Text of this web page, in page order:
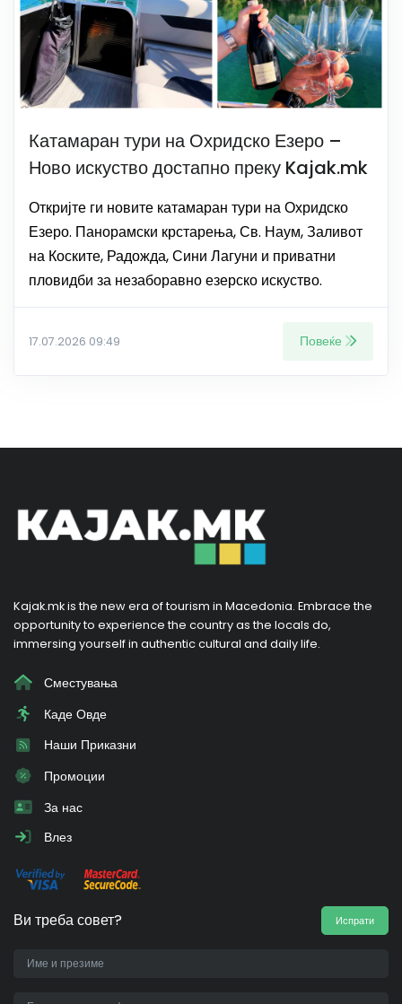
Катамаран тури на Охридско Езеро –
Ново искуство достапно преку Kajak.mk
Откријте ги новите катамаран тури на Охридско
Езеро. Панорамски крстарења, Св. Наум, Заливот
на Коските, Радожда, Сини Лагуни и приватни
пловидби за незаборавно езерско искуство.
17.07.2026 09:49 Повеќе
Kajak.mk is the new era of tourism in Macedonia. Embrace the
opportunity to experience the country as the locals do,
immersing yourself in authentic cultural and daily life.
Сместувања
Каде Овде
Наши Приказни
Промоции
За нас
Влез
Ви треба совет? Испрати